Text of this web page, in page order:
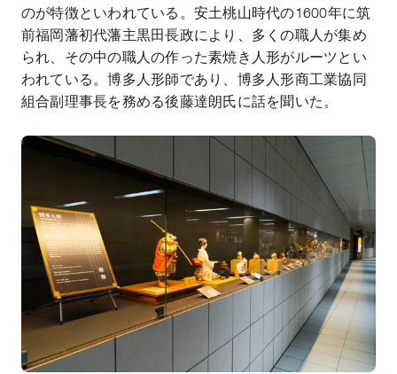
のが特徴といわれている。安土桃山時代の1600年に筑
前福岡藩初代藩主黒田長政により、多くの職人が集め
られ、その中の職人の作った素焼き人形がルーツとい
われている。博多人形師であり、博多人形商工業協同
組合副理事長を務める後藤達朗氏に話を聞いた。